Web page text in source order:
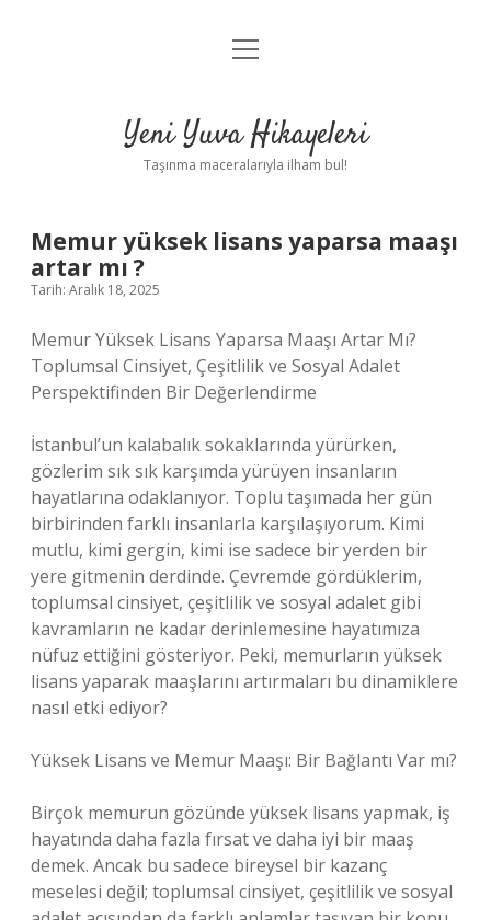
Anasayfa
Yasal Uyarı
menüyü
Yeni Yuva Hikayeleri
Taşınma maceralarıyla ilham bul!
Memur yüksek lisans yaparsa maaşı
artar mı ?
Tarih: Aralık 18, 2025
Memur Yüksek Lisans Yaparsa Maaşı Artar Mı?
Toplumsal Cinsiyet, Çeşitlilik ve Sosyal Adalet
Perspektifinden Bir Değerlendirme
İstanbul’un kalabalık sokaklarında yürürken,
gözlerim sık sık karşımda yürüyen insanların
hayatlarına odaklanıyor. Toplu taşımada her gün
birbirinden farklı insanlarla karşılaşıyorum. Kimi
mutlu, kimi gergin, kimi ise sadece bir yerden bir
yere gitmenin derdinde. Çevremde gördüklerim,
toplumsal cinsiyet, çeşitlilik ve sosyal adalet gibi
kavramların ne kadar derinlemesine hayatımıza
nüfuz ettiğini gösteriyor. Peki, memurların yüksek
lisans yaparak maaşlarını artırmaları bu dinamiklere
nasıl etki ediyor?
Yüksek Lisans ve Memur Maaşı: Bir Bağlantı Var mı?
Birçok memurun gözünde yüksek lisans yapmak, iş
hayatında daha fazla fırsat ve daha iyi bir maaş
demek. Ancak bu sadece bireysel bir kazanç
meselesi değil; toplumsal cinsiyet, çeşitlilik ve sosyal